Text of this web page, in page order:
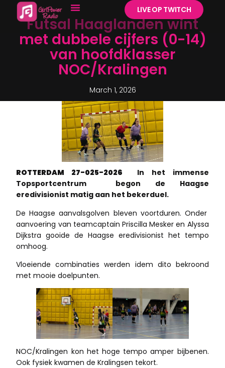
LIVE OP TWITCH
Futsal Haaglanden wint
met dubbele cijfers (0-14)
van hoofdklasser
NOC/Kralingen
March 1, 2026
ROTTERDAM 27-025-2026 In het immense
Topsportcentrum begon de Haagse
eredivisionist matig aan het bekerduel.
De Haagse aanvalsgolven bleven voortduren. Onder
aanvoering van teamcaptain Priscilla Mesker en Alyssa
Dijkstra gooide de Haagse eredivisionist het tempo
omhoog.
Vloeiende combinaties werden idem dito bekroond
met mooie doelpunten.
NOC/Kralingen kon het hoge tempo amper bijbenen.
Ook fysiek kwamen de Kralingsen tekort.